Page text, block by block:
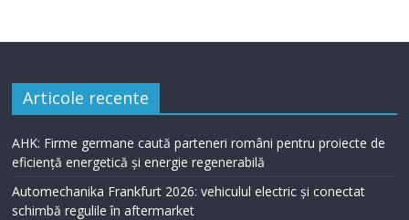
Articole recente
AHK: Firme germane caută parteneri români pentru proiecte de
eficiență energetică și energie regenerabilă
Automechanika Frankfurt 2026: vehiculul electric și conectat
schimbă regulile în aftermarket